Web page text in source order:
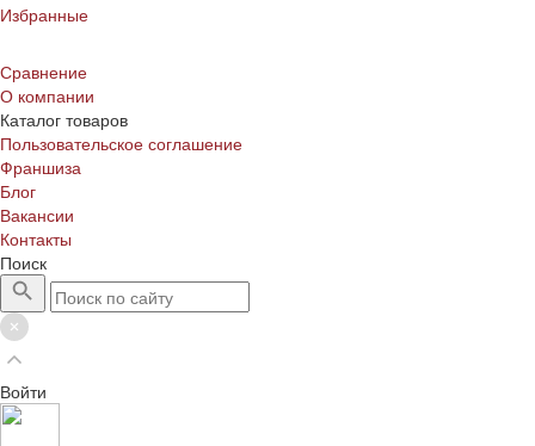
Избранные
Сравнение
О компании
Каталог товаров
Пользовательское соглашение
Франшиза
Блог
Вакансии
Контакты
Поиск
Войти